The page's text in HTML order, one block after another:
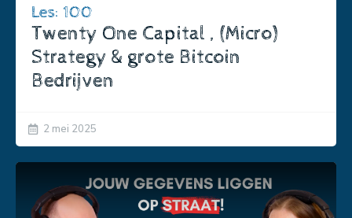
Les: 100
Twenty One Capital , (Micro)
Strategy & grote Bitcoin
Bedrijven
2 mei 2025